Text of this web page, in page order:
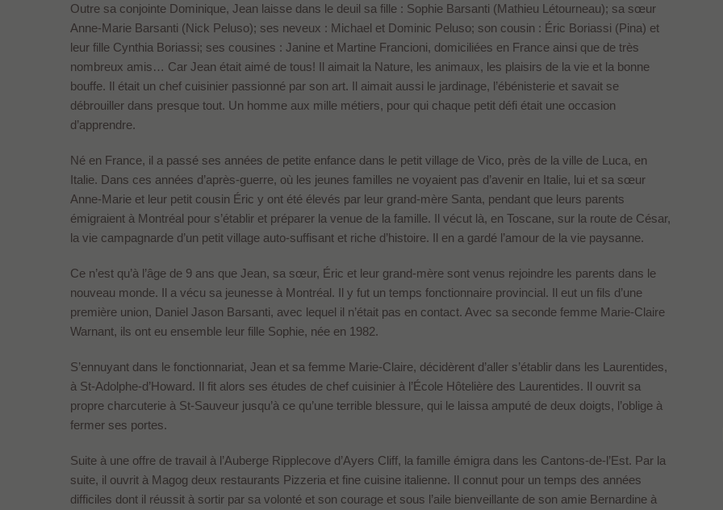
Outre sa conjointe Dominique, Jean laisse dans le deuil sa fille : Sophie Barsanti (Mathieu Létourneau); sa sœur
Anne-Marie Barsanti (Nick Peluso); ses neveux : Michael et Dominic Peluso; son cousin : Éric Boriassi (Pina) et
leur fille Cynthia Boriassi; ses cousines : Janine et Martine Francioni, domiciliées en France ainsi que de très
nombreux amis… Car Jean était aimé de tous! Il aimait la Nature, les animaux, les plaisirs de la vie et la bonne
bouffe. Il était un chef cuisinier passionné par son art. Il aimait aussi le jardinage, l’ébénisterie et savait se
débrouiller dans presque tout. Un homme aux mille métiers, pour qui chaque petit défi était une occasion
d’apprendre.
Né en France, il a passé ses années de petite enfance dans le petit village de Vico, près de la ville de Luca, en
Italie. Dans ces années d’après-guerre, où les jeunes familles ne voyaient pas d’avenir en Italie, lui et sa sœur
Anne-Marie et leur petit cousin Éric y ont été élevés par leur grand-mère Santa, pendant que leurs parents
émigraient à Montréal pour s’établir et préparer la venue de la famille. Il vécut là, en Toscane, sur la route de César,
la vie campagnarde d’un petit village auto-suffisant et riche d’histoire. Il en a gardé l’amour de la vie paysanne.
Ce n’est qu’à l’âge de 9 ans que Jean, sa sœur, Éric et leur grand-mère sont venus rejoindre les parents dans le
nouveau monde. Il a vécu sa jeunesse à Montréal. Il y fut un temps fonctionnaire provincial. Il eut un fils d’une
première union, Daniel Jason Barsanti, avec lequel il n’était pas en contact. Avec sa seconde femme Marie-Claire
Warnant, ils ont eu ensemble leur fille Sophie, née en 1982.
S’ennuyant dans le fonctionnariat, Jean et sa femme Marie-Claire, décidèrent d’aller s’établir dans les Laurentides,
à St-Adolphe-d’Howard. Il fit alors ses études de chef cuisinier à l’École Hôtelière des Laurentides. Il ouvrit sa
propre charcuterie à St-Sauveur jusqu’à ce qu’une terrible blessure, qui le laissa amputé de deux doigts, l’oblige à
fermer ses portes.
Suite à une offre de travail à l’Auberge Ripplecove d’Ayers Cliff, la famille émigra dans les Cantons-de-l’Est. Par la
suite, il ouvrit à Magog deux restaurants Pizzeria et fine cuisine italienne. Il connut pour un temps des années
difficiles dont il réussit à sortir par sa volonté et son courage et sous l’aile bienveillante de son amie Bernardine à